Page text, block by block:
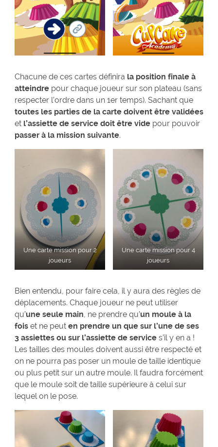
Chacune de ces cartes définira la position finale à
atteindre pour chaque joueur sur son plateau (sans
respecter l’ordre dans un 1er temps). Sachant que
toutes les parties de la carte doivent être validées
et l’assiette de service doit être vide pour pouvoir
passer à la mission suivante.
Une carte mission pour 2
joueurs
Une carte mission pour 4
joueurs
Bien entendu, pour faire cela, il y aura des règles de
déplacements. Chaque joueur ne peut utiliser
qu’une seule main, ne prendre qu’un moule à la
fois et ne peut en prendre un que sur l’une de ses
3 assiettes ou sur l’assiette de service s’il y en a !
Les tailles des moules doivent aussi être respecté et
on ne pourra pas poser un moule de taille identique
ou plus petit sur un autre moule. Il faudra forcément
que le moule soit de taille supérieure à celui sur
lequel on le pose.